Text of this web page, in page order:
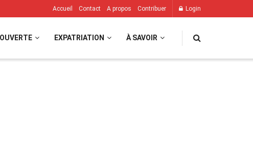
Accueil Contact A propos Contribuer Login
EXPATRIATION À SAVOIR